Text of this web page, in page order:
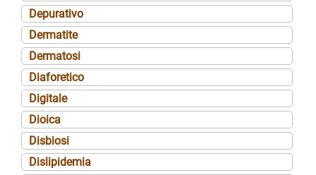
Depurativo
Dermatite
Dermatosi
Diaforetico
Digitale
Dioica
Disbiosi
Dislipidemia